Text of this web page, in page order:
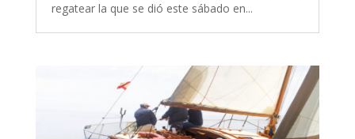
regatear la que se dió este sábado en...